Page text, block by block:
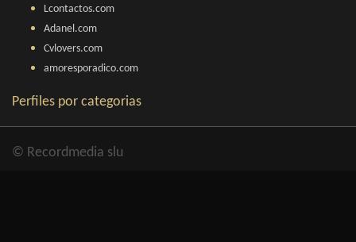
Lcontactos.com
Adanel.com
Cvlovers.com
amoresporadico.com
Perfiles por categorias
© Recordmedia slu